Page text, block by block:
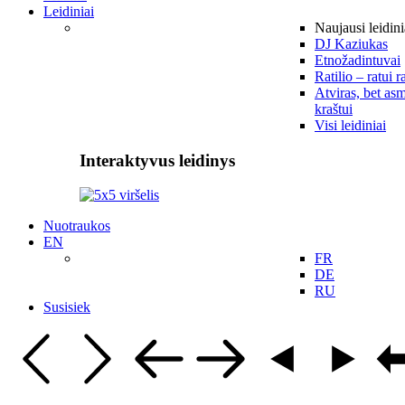
Leidiniai
Naujausi
DJ Kaziukas
Etnožadintuvai
Ratilio – ratui
Atviras, bet
kraštui
Visi leidiniai
Interaktyvus leidinys
Nuotraukos
EN
FR
DE
RU
Susisiek